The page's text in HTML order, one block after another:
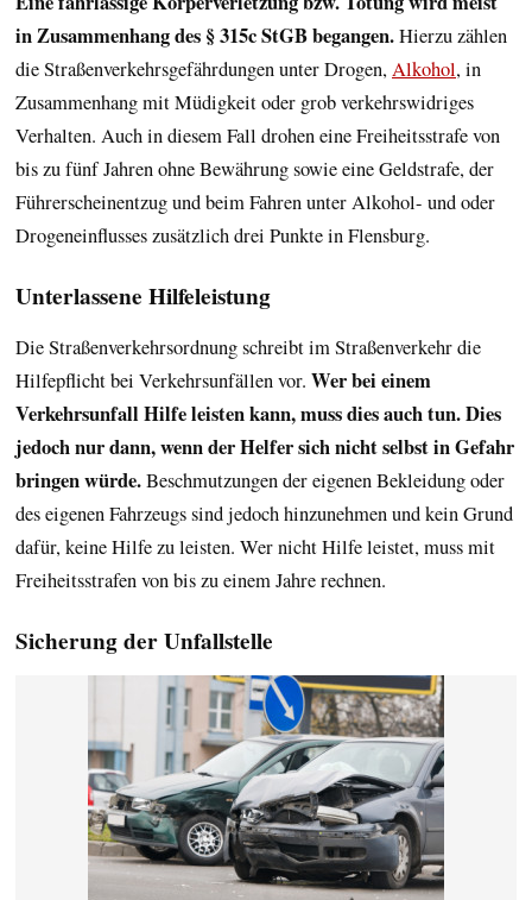
in Zusammenhang des § 315c StGB begangen.Hierzu zählen
die Straßenverkehrsgefährdungen unter Drogen, Alkohol, in
Zusammenhang mit Müdigkeit oder grob verkehrswidriges
Verhalten. Auch in diesem Fall drohen eine Freiheitsstrafe von
bis zu fünf Jahren ohne Bewährung sowie eine Geldstrafe, der
Führerscheinentzug und beim Fahren unter Alkohol- und oder
Drogeneinflusses zusätzlich drei Punkte in Flensburg.
Unterlassene Hilfeleistung
Die Straßenverkehrsordnung schreibt im Straßenverkehr die
Hilfepflicht bei Verkehrsunfällen vor. Wer bei einem
Verkehrsunfall Hilfe leisten kann, muss dies auch tun. Dies
jedoch nur dann, wenn der Helfer sich nicht selbst in Gefahr
bringen würde.Beschmutzungen der eigenen Bekleidung oder
des eigenen Fahrzeugs sind jedoch hinzunehmen und kein Grund
dafür, keine Hilfe zu leisten. Wer nicht Hilfe leistet, muss mit
Freiheitsstrafen von bis zu einem Jahre rechnen.
Sicherung der Unfallstelle